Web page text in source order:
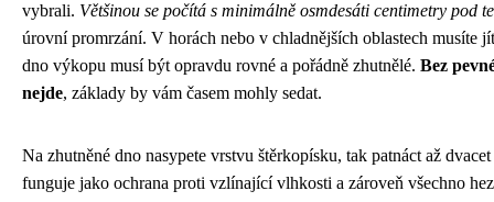
vybrali. Většinou se počítá s minimálně osmdesáti centimetry pod
úrovní promrzání. V horách nebo v chladnějších oblastech musíte
dno výkopu musí být opravdu rovné a pořádně zhutnělé. Bez
nejde, základy by vám časem mohly sedat.
Na zhutněné dno nasypete vrstvu štěrkopísku, tak patnáct až
funguje jako ochrana proti vzlínající vlhkosti a zároveň všechno